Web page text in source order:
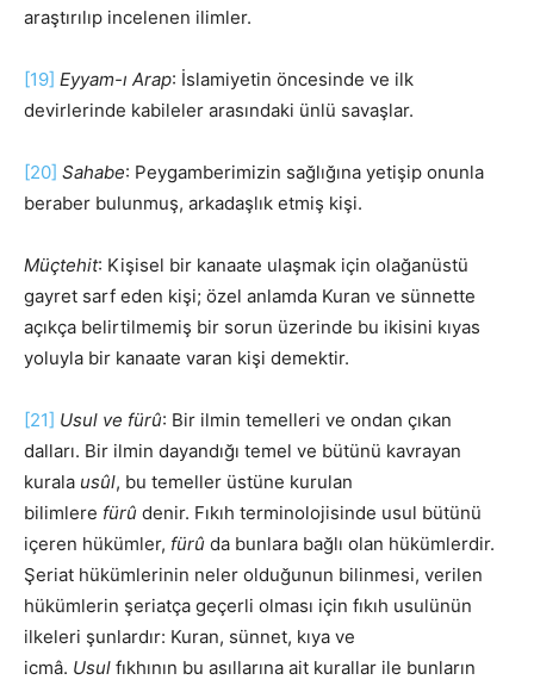
araştırılıp incelenen ilimler.
[19] Eyyam-ı Arap: İslamiyetin öncesinde ve ilk
devirlerinde kabileler arasındaki ünlü savaşlar.
[20] Sahabe: Peygamberimizin sağlığına yetişip onunla
beraber bulunmuş, arkadaşlık etmiş kişi.
Müçtehit: Kişisel bir kanaate ulaşmak için olağanüstü
gayret sarf eden kişi; özel anlamda Kuran ve sünnette
açıkça belirtilmemiş bir sorun üzerinde bu ikisini kıyas
yoluyla bir kanaate varan kişi demektir.
[21] Usul ve fürû: Bir ilmin temelleri ve ondan çıkan
dalları. Bir ilmin dayandığı temel ve bütünü kavrayan
kurala usûl, bu temeller üstüne kurulan
bilimlere fürû denir. Fıkıh terminolojisinde usul bütünü
içeren hükümler, fürû da bunlara bağlı olan hükümlerdir.
Şeriat hükümlerinin neler olduğunun bilinmesi, verilen
hükümlerin şeriatça geçerli olması için fıkıh usulünün
ilkeleri şunlardır: Kuran, sünnet, kıya ve
icmâ. Usul fıkhının bu asıllarına ait kurallar ile bunların